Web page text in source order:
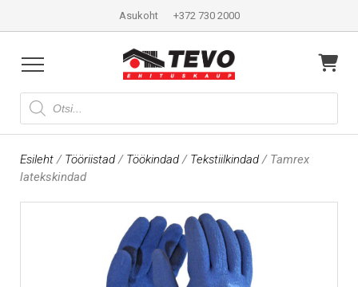
Asukoht +372 730 2000
Products
search
Esileht/ Tööriistad/ Töökindad/ Tekstiilkindad/ Tamrex
latekskindad